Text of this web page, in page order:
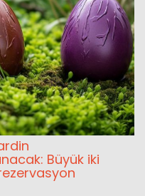
Büyük iki